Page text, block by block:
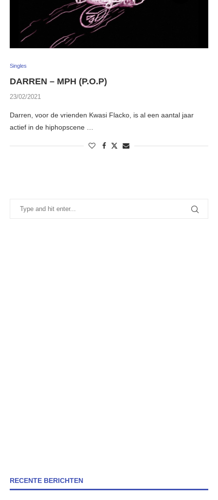
Singles
DARREN – MPH (P.O.P)
23/02/2021
Darren, voor de vrienden Kwasi Flacko, is al een aantal jaar
actief in de hiphopscene …
RECENTE BERICHTEN